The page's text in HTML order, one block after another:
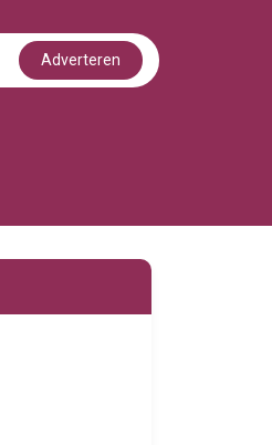
Adverteren